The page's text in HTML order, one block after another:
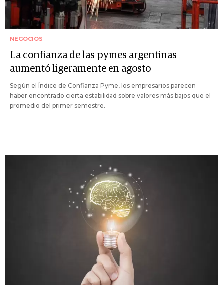
NEGOCIOS
La confianza de las pymes argentinas
aumentó ligeramente en agosto
Según el Índice de Confianza Pyme, los empresarios parecen
haber encontrado cierta estabilidad sobre valores más bajos que el
promedio del primer semestre.